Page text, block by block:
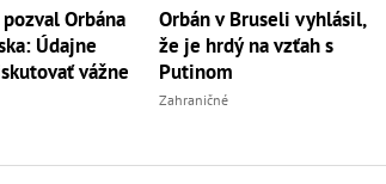
Orbána
Údajne
vážne
Orbán v Bruseli vyhlásil,
že je hrdý na vzťah s
Putinom
Zahraničné